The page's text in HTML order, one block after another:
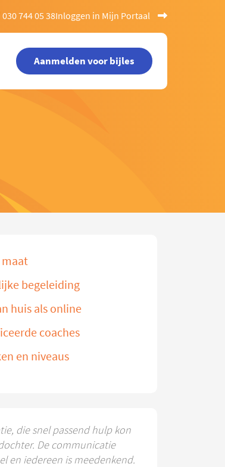
030 744 05 38Inloggen in Mijn Portaal
Aanmelden voor bijles
begeleiding
huis als online
coaches
en niveaus
die snel passend hulp kon
De communicatie
en iedereen is meedenkend.